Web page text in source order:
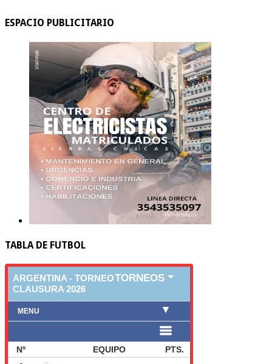
ESPACIO PUBLICITARIO
TABLA DE FUTBOL